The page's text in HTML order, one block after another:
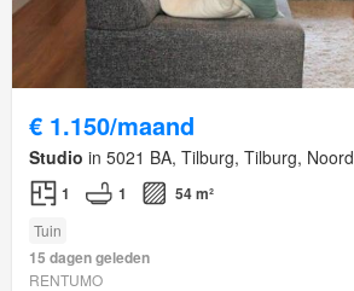
€ 1.150/maand
Studio in 5021 BA, Tilburg, Tilburg,
1 1 54 m²
Tuin
15 dagen geleden
RENTUMO